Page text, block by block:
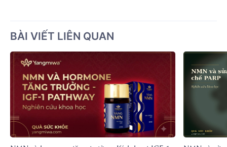
BÀI VIẾT LIÊN QUAN